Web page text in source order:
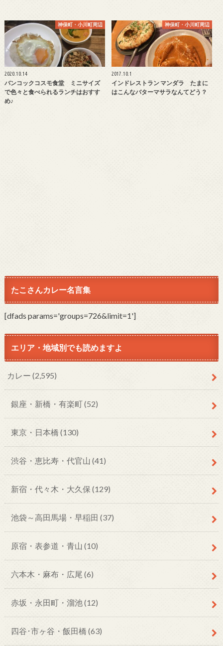
神保町・小川町周辺
2020.10.14
バンコックコスモ食堂 ミニサイズ
で色々と食べられるランチはおすす
め♪
神保町・小川町周辺
2017.10.1
インドレストラン マンダラ たまに
はこんなバターマサラなんてどう？
たこさんカレー名言集
[dfads params='groups=726&limit=1']
エリア・地域別でも読めますよ
カレー (2,595)
銀座・新橋・有楽町(52)
東京・日本橋 (130)
渋谷・恵比寿・代官山 (41)
新宿・代々木・大久保 (129)
池袋～高田馬場・早稲田 (37)
原宿・表参道・青山 (10)
六本木・麻布・広尾 (6)
赤坂・永田町・溜池(12)
四谷･市ヶ谷・飯田橋 (63)